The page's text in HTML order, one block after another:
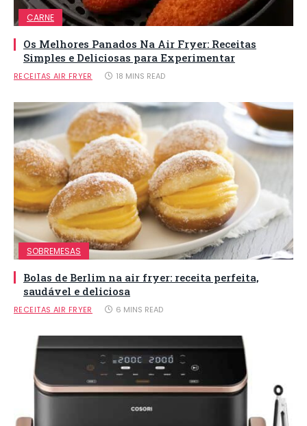
CARNE
Os Melhores Panados Na Air Fryer: Receitas
Simples e Deliciosas para Experimentar
RECEITAS AIR FRYER 18 MINS READ
SOBREMESAS
Bolas de Berlim na air fryer: receita perfeita,
saudável e deliciosa
RECEITAS AIR FRYER 6 MINS READ